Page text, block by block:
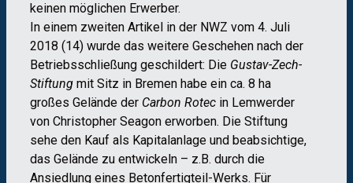
keinen möglichen Erwerber.
In einem zweiten Artikel in der NWZ vom 4. Juli
2018 (14) wurde das weitere Geschehen nach der
Betriebsschließung geschildert: Die Gustav-Zech-
Stiftung mit Sitz in Bremen habe ein ca. 8 ha
großes Gelände der Carbon Rotec in Lemwerder
von Christopher Seagon erworben. Die Stiftung
sehe den Kauf als Kapitalanlage und beabsichtige,
das Gelände zu entwickeln – z.B. durch die
Ansiedlung eines Betonfertigteil-Werks. Für